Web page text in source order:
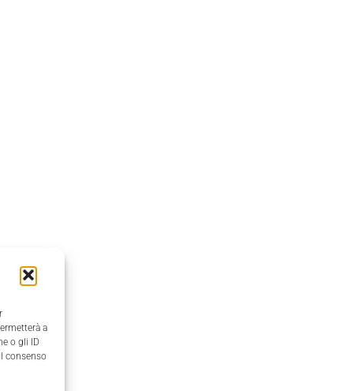
a
o gli ID
consenso